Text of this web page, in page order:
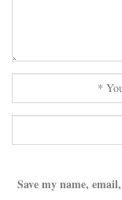
Save my name,